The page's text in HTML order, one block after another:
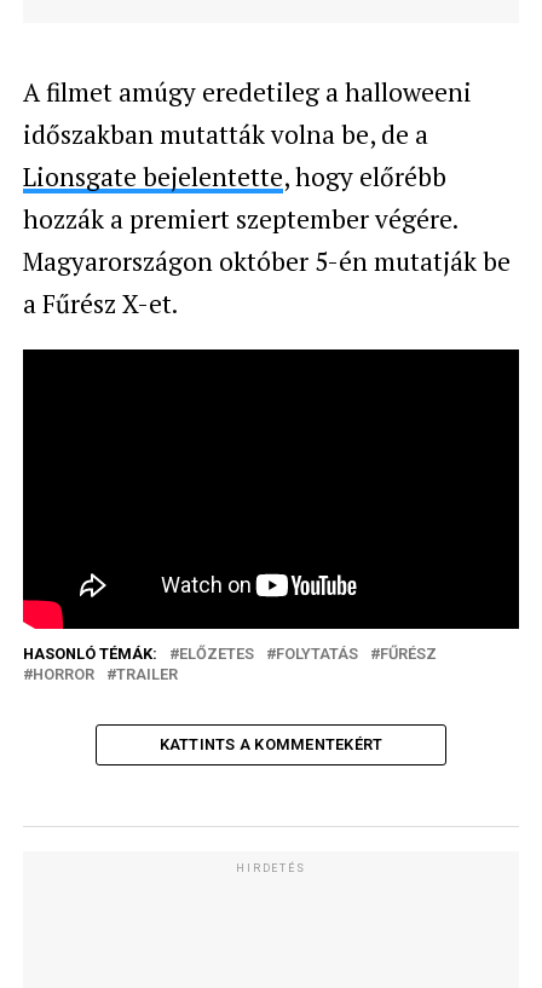
A filmet amúgy eredetileg a halloweeni
időszakban mutatták volna be, de a
Lionsgate bejelentette, hogy előrébb
hozzák a premiert szeptember végére.
Magyarországon október 5-én mutatják be
a Fűrész X-et.
HASONLÓ TÉMÁK: ELŐZETES FOLYTATÁS
FŰRÉSZ
HORROR
TRAILER
KATTINTS A KOMMENTEKÉRT
HIRDETÉS